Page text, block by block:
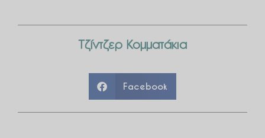
Τζίντζερ Κομματάκια
Facebook